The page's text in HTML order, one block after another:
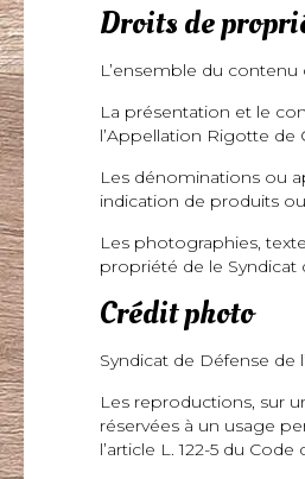
Droits de
L’ensemble du
La présentation et le
l’Appellation Rigotte de
Les dénominations ou
indication de produits
Les photographies,
propriété de le Syndicat
Crédit photo
Syndicat de Défense de
Les reproductions, sur
réservées à un usage
l’article L. 122-5 du